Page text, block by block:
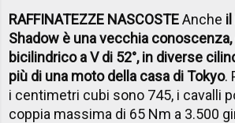
RAFFINATEZZE NASCOSTEAnche
Shadow è una vecchia
bicilindrico a V di 52°, in diverse
più di una moto della casa di Tokyo.
i centimetri cubi sono 745, i cavalli
coppia massima di 65 Nm a 3.500